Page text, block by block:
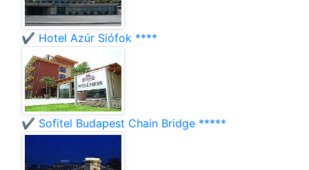
✔️ Hotel Azúr Siófok ****
✔️ Sofitel Budapest Chain Bridge *****